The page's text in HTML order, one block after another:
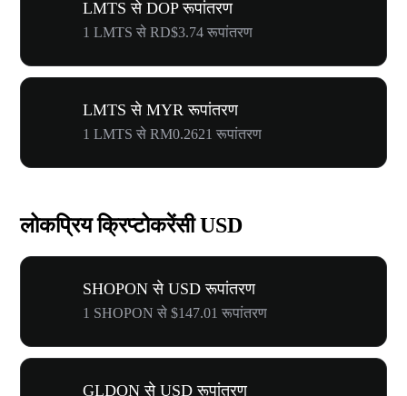
LMTS से DOP रूपांतरण
1 LMTS से RD$3.74 रूपांतरण
LMTS से MYR रूपांतरण
1 LMTS से RM0.2621 रूपांतरण
लोकप्रिय क्रिप्टोकरेंसी USD
SHOPON से USD रूपांतरण
1 SHOPON से $147.01 रूपांतरण
GLDON से USD रूपांतरण